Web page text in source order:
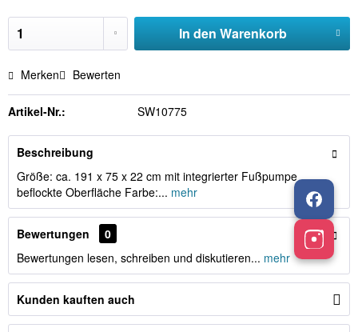
In den Warenkorb
Merken Bewerten
Artikel-Nr.: SW10775
Beschreibung
Größe: ca. 191 x 75 x 22 cm mit integrierter Fußpumpe
beflockte Oberfläche Farbe:... mehr
Bewertungen
0
Bewertungen lesen, schreiben und diskutieren... mehr
Kunden kauften auch